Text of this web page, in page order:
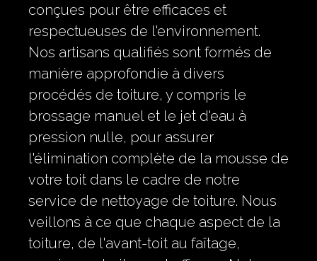
conçues pour être efficaces et
respectueuses de l'environnement.
Nos artisans qualifiés sont formés de
manière approfondie à divers
procédés de toiture, y compris le
brossage manuel et le jet d'eau à
pression nulle, pour assurer
l'élimination complète de la mousse de
votre toit dans le cadre de notre
service de nettoyage de toiture. Nous
veillons à ce que chaque aspect de la
toiture, de l'avant-toit au faîtage,